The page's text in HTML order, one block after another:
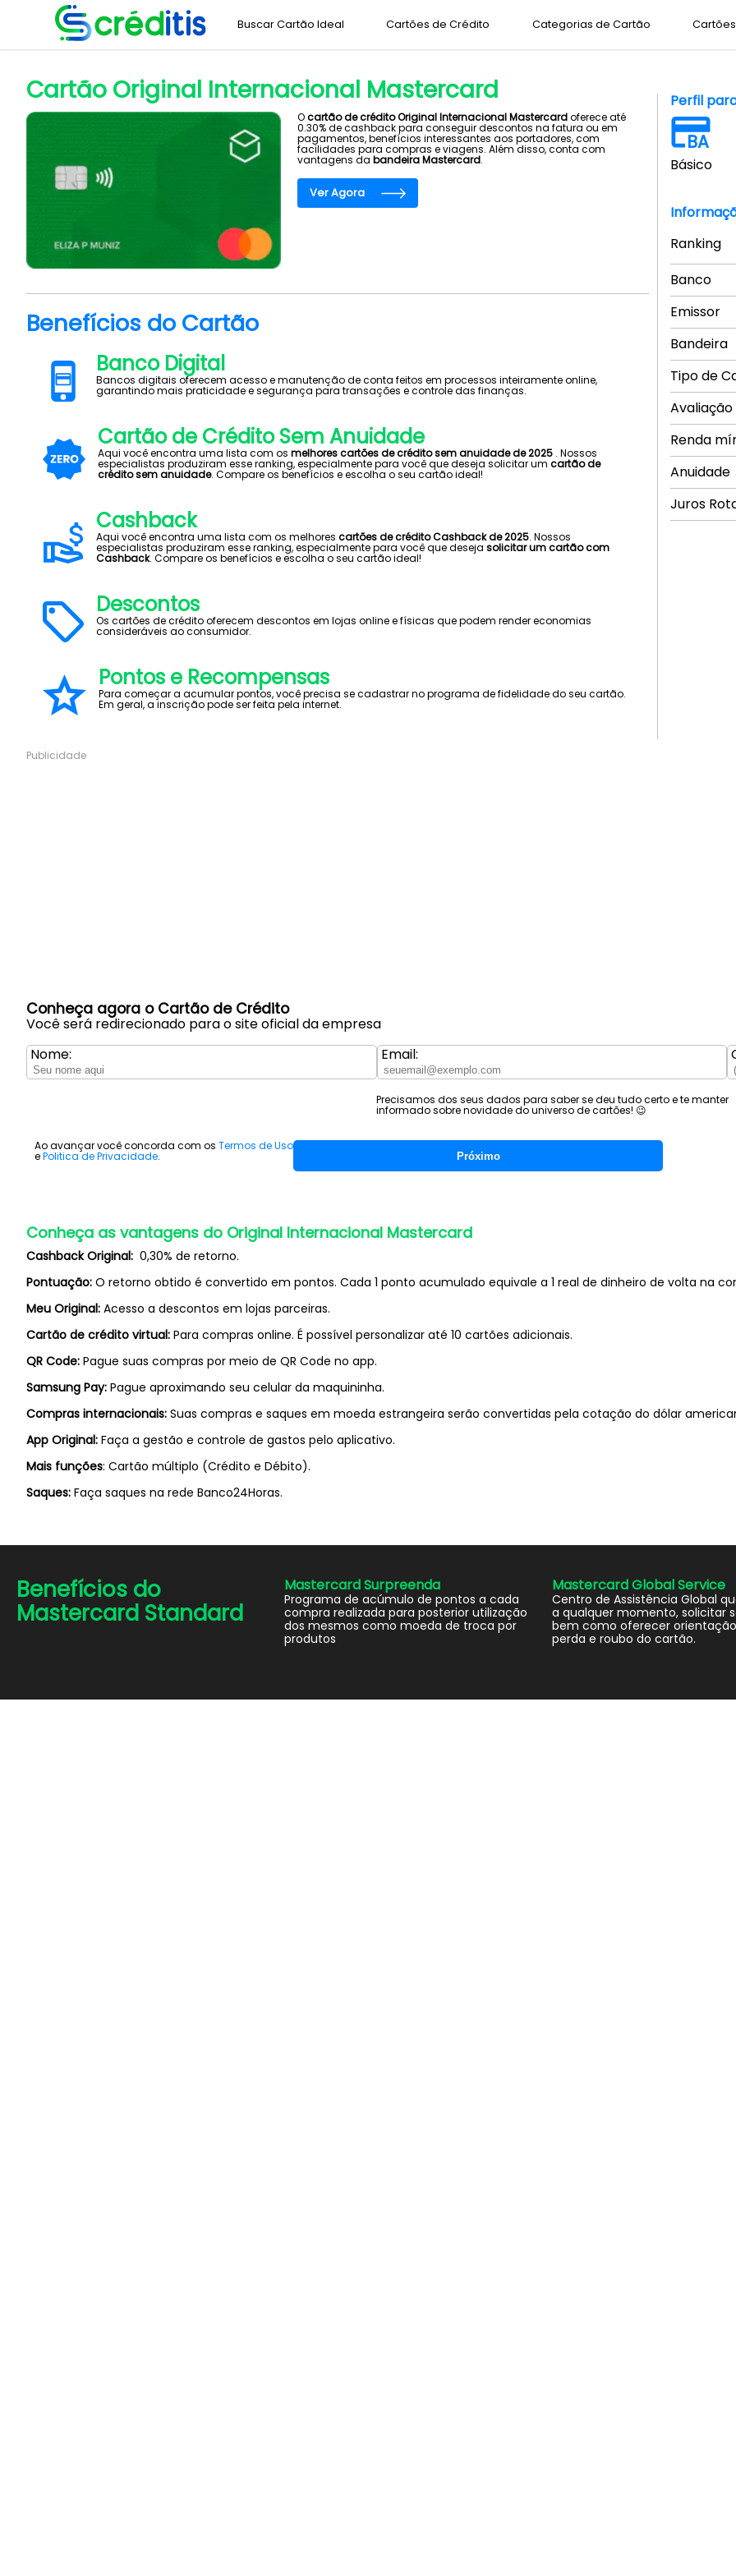
Buscar Cartão Ideal Cartões de Crédito Categorias de Cartão
Cartão Original Internacional Mastercard
Ocartão de crédito Original Internacional Mastercardoferece até
0.30% de cashback para conseguir descontos na fatura ou em
pagamentos, benefícios interessantes aos portadores, com
facilidades para compras e viagens. Além disso, conta com
vantagens da bandeira Mastercard.
Ver Agora
Benefícios do Cartão
Banco Digital
Bancos digitais oferecem acesso e manutenção de conta feitos em processos inteiramente online,
garantindo mais praticidade e segurança para transações e controle das finanças.
Cartão de Crédito Sem Anuidade
Aqui você encontra uma lista com osmelhores cartões de crédito sem anuidade de 2025 . Nossos
especialistas produziram esse ranking, especialmente para você que deseja solicitar umcartão de
crédito sem anuidade. Compare os benefícios e escolha o seu cartão ideal!
Cashback
Aqui você encontra uma lista com os melhores cartões de crédito Cashback de 2025. Nossos
especialistas produziram esse ranking, especialmente para você que deseja solicitar um cartão com
Cashback. Compare os benefícios e escolha o seu cartão ideal!
Descontos
Os cartões de crédito oferecem descontos em lojas online e físicas que podem render economias
consideráveis ao consumidor.
Pontos e Recompensas
Para começar a acumular pontos, você precisa se cadastrar no programa de fidelidade do seu cartão.
Em geral, a inscrição pode ser feita pela internet.
Perfil
BA
Básico
Ranking
Banco
Emissor
Bandeira
Tipo de
Renda
Anuidade
Juros
Publicidade
Conheça as vantagens do Original Internacional Mastercard
Cashback Original: 0,30% de retorno.
Pontuação: O retorno obtido é convertido em pontos. Cada 1 ponto acumulado equivale a 1 real de dinheiro de volta na
Meu Original: Acesso a descontos em lojas parceiras.
Cartão de crédito virtual: Para compras online. É possível personalizar até 10 cartões adicionais.
QR Code: Pague suas compras por meio de QR Code no app.
Samsung Pay: Pague aproximando seu celular da maquininha.
Compras internacionais: Suas compras e saques em moeda estrangeira serão convertidas pela cotação do dólar
App Original: Faça a gestão e controle de gastos pelo aplicativo.
Mais funções: Cartão múltiplo (Crédito e Débito).
Saques: Faça saques na rede Banco24Horas.
Conheça agora o Cartão de Crédito
Você será redirecionado para o site oficial da empresa
Nome:
Email:
Precisamos dos seus dados para saber se deu tudo certo e te manter
informado sobre novidade do universo de cartões! 😉
Ao avançar você concorda com os Termos de Uso
ePolitica de Privacidade. Próximo
Benefícios do
Mastercard Standard
Mastercard Surpreenda
Programa de acúmulo de pontos a cada
compra realizada para posterior utilização
dos mesmos como moeda de troca por
produtos
Mastercard Global Service
Centro de Assistência Global
a qualquer momento, solicitar
bem como oferecer
perda e roubo do cartão.